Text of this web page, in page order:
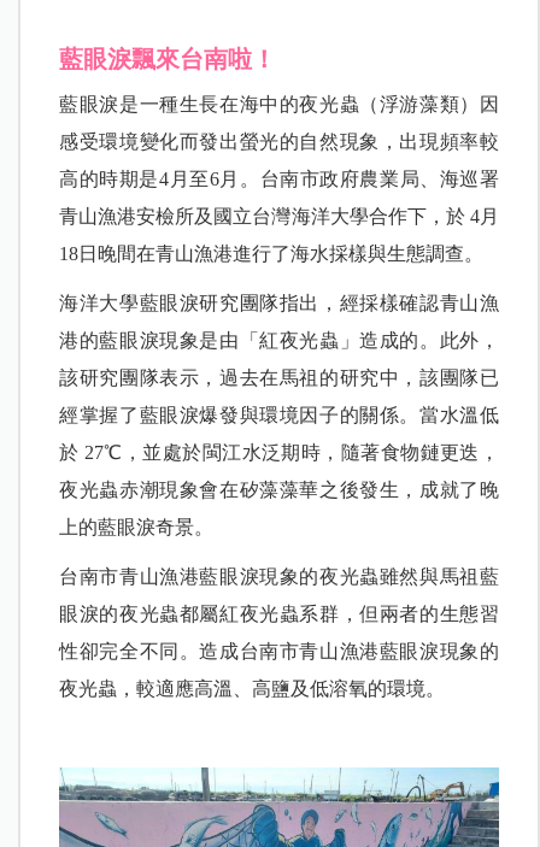
藍眼淚飄來台南啦！
藍眼淚是一種生長在海中的夜光蟲（浮游藻類）因
感受環境變化而發出螢光的自然現象，出現頻率較
高的時期是4月至6月。 台南市政府農業局、海巡署
青山漁港安檢所及國立台灣海洋大學合作下，於 4月
18日晚間在青山漁港進行了海水採樣與生態調查。
海洋大學藍眼淚研究團隊指出，經採樣確認青山漁
港的藍眼淚現象是由「紅夜光蟲」造成的。此外，
該研究團隊表示，過去在馬祖的研究中，該團隊已
經掌握了藍眼淚爆發與環境因子的關係。當水溫低
於 27℃，並處於閩江水泛期時，隨著食物鏈更迭，
夜光蟲赤潮現象會在矽藻藻華之後發生，成就了晚
上的藍眼淚奇景。
台南市青山漁港藍眼淚現象的夜光蟲雖然與馬祖藍
眼淚的夜光蟲都屬紅夜光蟲系群，但兩者的生態習
性卻完全不同。造成台南市青山漁港藍眼淚現象的
夜光蟲，較適應高溫、高鹽及低溶氧的環境。